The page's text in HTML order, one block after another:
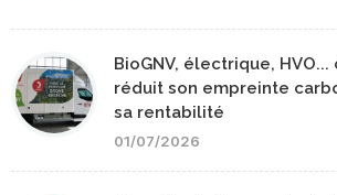
BioGNV, électrique, HVO...
réduit son empreinte
sa rentabilité
01/07/2026